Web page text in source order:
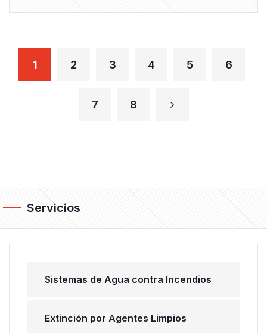
1 2 3 4 5 6
7 8
Servicios
Sistemas de Agua contra Incendios
Extinción por Agentes Limpios